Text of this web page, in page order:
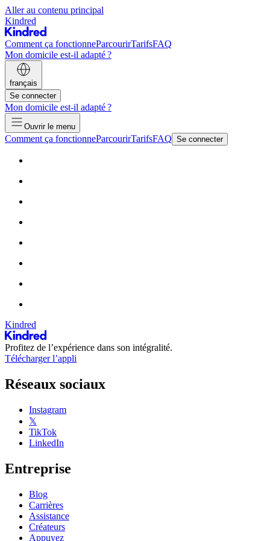
Aller au contenu principal
Kindred
Comment ça fonctionneParcourirTarifsFAQ
Mon domicile est-il adapté ?
français
Se connecter
Mon domicile est-il adapté ?
Ouvrir le menu
Comment ça fonctionneParcourirTarifsFAQ Se connecter
Kindred
Profitez de l’expérience dans son intégralité.
Télécharger l’appli
Réseaux sociaux
Instagram
𝕏
TikTok
LinkedIn
Entreprise
Blog
Carrières
Assistance
Créateurs
Appuyez